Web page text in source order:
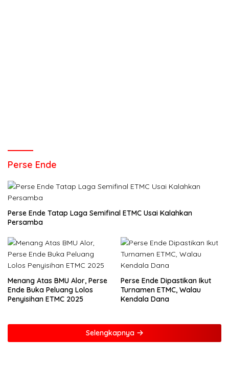
Perse Ende
Perse Ende Tatap Laga Semifinal ETMC Usai Kalahkan
Persamba
Menang Atas BMU Alor, Perse
Ende Buka Peluang Lolos
Penyisihan ETMC 2025
Perse Ende Dipastikan Ikut
Turnamen ETMC, Walau
Kendala Dana
Selengkapnya